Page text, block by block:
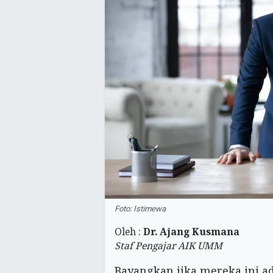
Foto: Istimewa
Oleh : Dr. Ajang Kusmana
Staf Pengajar AIK UMM